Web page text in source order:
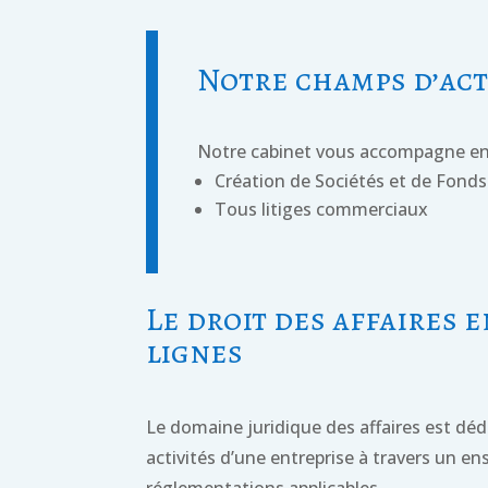
Notre champs
Notre cabinet vous accompagne
Création de Sociétés et de
Tous litiges commerciaux
Le droit des affaires
lignes
Le domaine juridique des affaires est
activités d’une entreprise à travers un